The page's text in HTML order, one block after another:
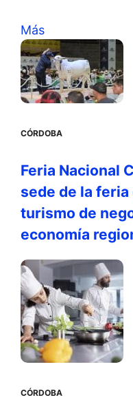
Más
CÓRDOBA
Feria Nacional
sede de la
turismo de
economía
CÓRDOBA